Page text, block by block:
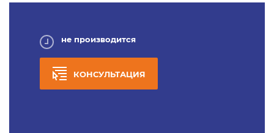
не производится
КОНСУЛЬТАЦИЯ